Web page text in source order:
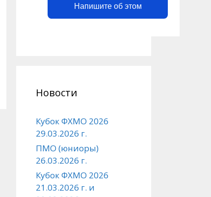
Напишите об этом
Новости
Кубок ФХМО 2026
29.03.2026 г.
ПМО (юниоры)
26.03.2026 г.
Кубок ФХМО 2026
21.03.2026 г. и